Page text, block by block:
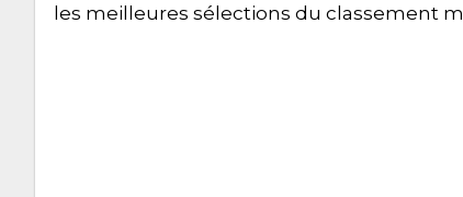
les meilleures sélections du classement